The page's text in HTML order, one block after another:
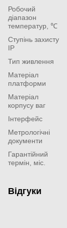
Робочий
діапазон
температур, ℃
Ступінь захисту
IP
Тип живлення
Матеріал
платформи
Матеріал
корпусу ваг
Інтерфейс
Метрологічні
документи
Гарантійний
термін, міс.
Відгуки